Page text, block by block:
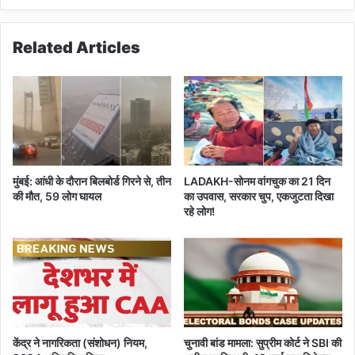
में
0
दि
न
मु
श्कि
प
o
w
f
a
l
Related Articles
मुंबई: आंधी के दौरान बिलबोर्ड गिरने से, तीन
की मौत, 59 लोग घायल
LADAKH-सोनम वांगचुक का 21 दिन
का उपवास, सरकार चुप, एकजुटता दिखा
रहे लोग!
केंद्र ने नागरिकता (संशोधन) नियम,
चुनावी बांड मामला: सुप्रीम कोर्ट ने SBI की